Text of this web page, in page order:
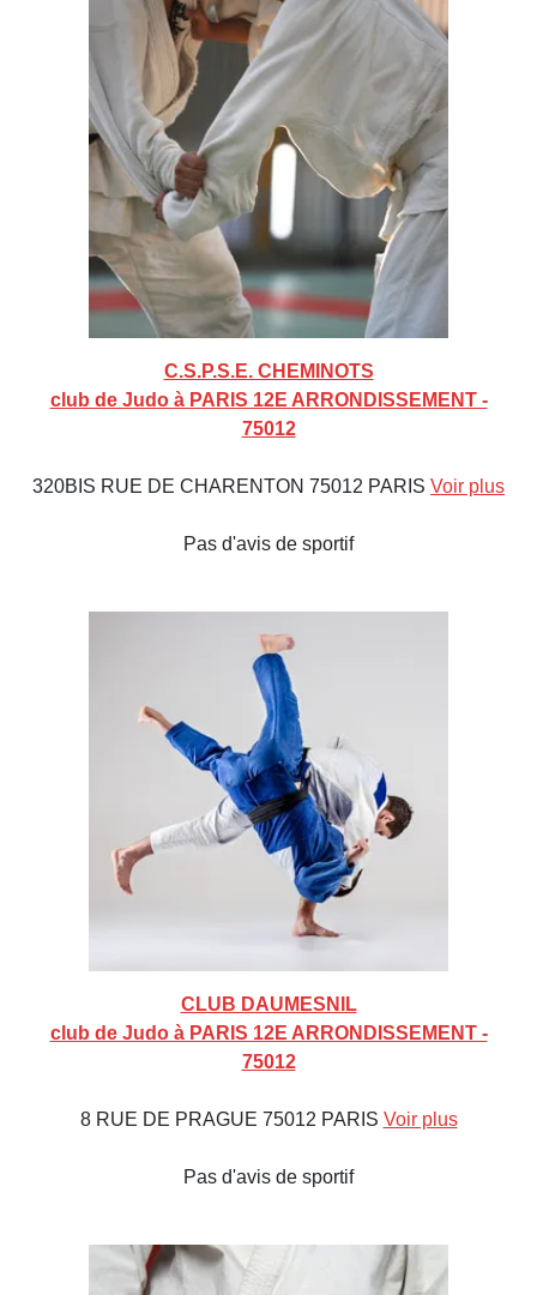
C.S.P.S.E. CHEMINOTS
club de Judo à PARIS 12E ARRONDISSEMENT -
75012
320BIS RUE DE CHARENTON 75012 PARIS Voir plus
Pas d'avis de sportif
CLUB DAUMESNIL
club de Judo à PARIS 12E ARRONDISSEMENT -
75012
8 RUE DE PRAGUE 75012 PARIS Voir plus
Pas d'avis de sportif